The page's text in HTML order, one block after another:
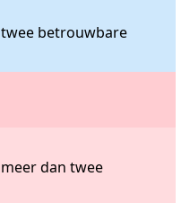
betrouwbare
dan twee